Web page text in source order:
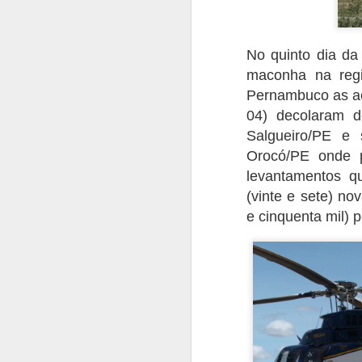
No quinto dia
maconha na
Pernambuco as
04) decolaram
Salgueiro/PE
Orocó/PE onde
levantamentos
(vinte e sete)
e cinquenta mil)
terror no ar, as ações ilícitas que
segurança aérea, tripulantes,
violentas que estão contidas nesse